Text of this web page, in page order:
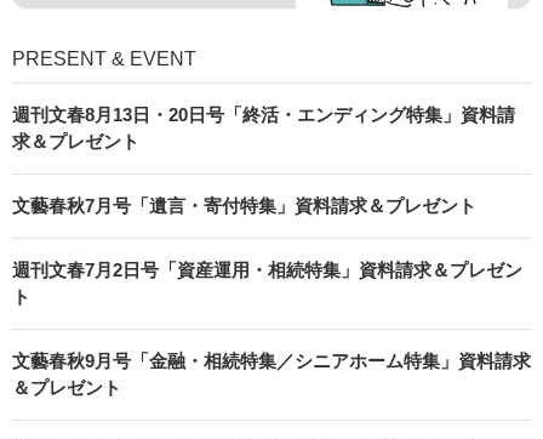
PRESENT & EVENT
週刊文春8月13日・20日号「終活・エンディング特集」資料請
求＆プレゼント
文藝春秋7月号「遺言・寄付特集」資料請求＆プレゼント
週刊文春7月2日号「資産運用・相続特集」資料請求＆プレゼン
ト
文藝春秋9月号「金融・相続特集／シニアホーム特集」資料請求
＆プレゼント